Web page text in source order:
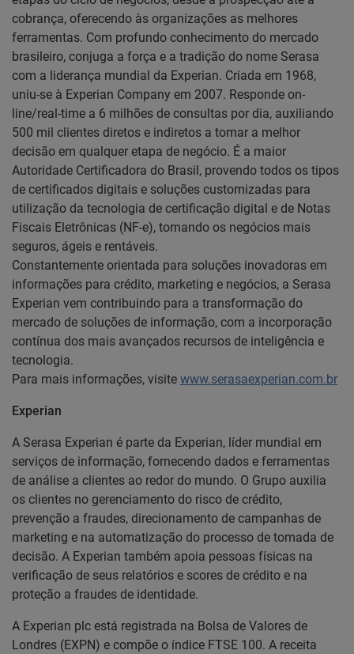
cobrança, oferecendo às organizações as melhores
ferramentas. Com profundo conhecimento do mercado
brasileiro, conjuga a força e a tradição do nome Serasa
com a liderança mundial da Experian. Criada em 1968,
uniu-se à Experian Company em 2007. Responde on-
line/real-time a 6 milhões de consultas por dia, auxiliando
500 mil clientes diretos e indiretos a tomar a melhor
decisão em qualquer etapa de negócio. É a maior
Autoridade Certificadora do Brasil, provendo todos os tipos
de certificados digitais e soluções customizadas para
utilização da tecnologia de certificação digital e de Notas
Fiscais Eletrônicas (NF-e), tornando os negócios mais
seguros, ágeis e rentáveis.
Constantemente orientada para soluções inovadoras em
informações para crédito, marketing e negócios, a Serasa
Experian vem contribuindo para a transformação do
mercado de soluções de informação, com a incorporação
contínua dos mais avançados recursos de inteligência e
tecnologia.
Para mais informações, visite www.serasaexperian.com.br
Experian
A Serasa Experian é parte da Experian, líder mundial em
serviços de informação, fornecendo dados e ferramentas
de análise a clientes ao redor do mundo. O Grupo auxilia
os clientes no gerenciamento do risco de crédito,
prevenção a fraudes, direcionamento de campanhas de
marketing e na automatização do processo de tomada de
decisão. A Experian também apoia pessoas físicas na
verificação de seus relatórios e scores de crédito e na
proteção a fraudes de identidade.
A Experian plc está registrada na Bolsa de Valores de
Londres (EXPN) e compõe o índice FTSE 100. A receita